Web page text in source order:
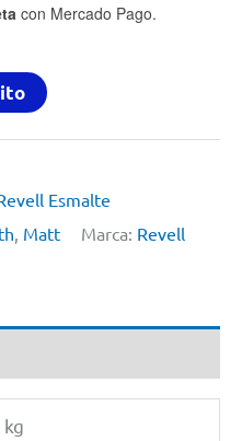
con Mercado Pago.
Esmalte
Matt Marca: Revell